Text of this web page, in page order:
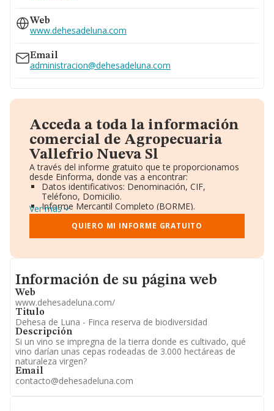
Web
www.dehesadeluna.com
Email
administracion@dehesadeluna.com
Acceda a toda la información
comercial de Agropecuaria
Vallefrio Nueva Sl
A través del informe gratuito que te proporcionamos
desde Einforma, donde vas a encontrar:
Datos identificativos: Denominación, CIF,
Teléfono, Domicilio.
Informe Mercantil Completo (BORME).
Gráficos de Evolución Ventas y Empleados.
Consejo de Administración y Administradores.
Directivos y Ejecutivos.
Información oficial y registral complementaria.
Ver más
QUIERO MI INFORME GRATUITO
Informacion de su página web
Información de su página web
Web
www.dehesadeluna.com/
Titulo
Dehesa de Luna - Finca reserva de biodiversidad
Descripción
Si un vino se impregna de la tierra donde es cultivado, qué
vino darían unas cepas rodeadas de 3.000 hectáreas de
naturaleza virgen?
Email
contacto@dehesadeluna.com